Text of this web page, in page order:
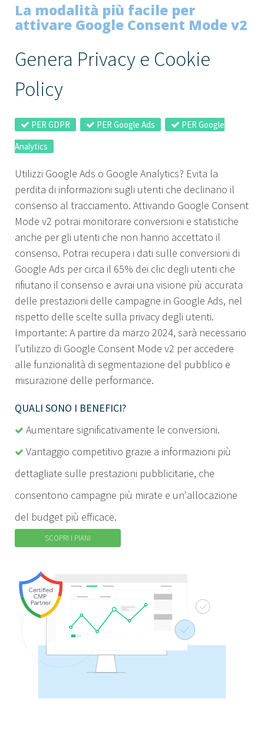
La modalità più facile per
attivare Google Consent Mode v2
Genera Privacy e Cookie
Policy
PER GDPR PER Google Ads
PER Google
Analytics
Utilizzi Google Ads o Google Analytics? Evita la
perdita di informazioni sugli utenti che declinano il
consenso al tracciamento. Attivando Google Consent
Mode v2 potrai monitorare conversioni e statistiche
anche per gli utenti che non hanno accettato il
consenso. Potrai recupera i dati sulle conversioni di
Google Ads per circa il 65% dei clic degli utenti che
rifiutano il consenso e avrai una visione più accurata
delle prestazioni delle campagne in Google Ads, nel
rispetto delle scelte sulla privacy degli utenti.
Importante: A partire da marzo 2024, sarà necessario
l’utilizzo di Google Consent Mode v2 per accedere
alle funzionalità di segmentazione del pubblico e
misurazione delle performance.
QUALI SONO I BENEFICI?
Aumentare significativamente le conversioni.
Vantaggio competitivo grazie a informazioni più
dettagliate sulle prestazioni pubblicitarie, che
consentono campagne più mirate e un'allocazione
del budget più efficace.
SCOPRI I PIANI